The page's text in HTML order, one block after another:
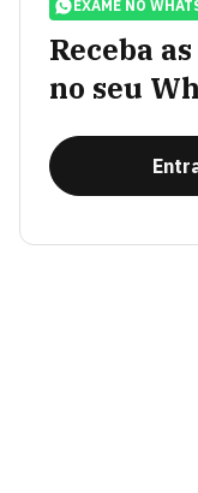
EXAME NO
Receba
no seu